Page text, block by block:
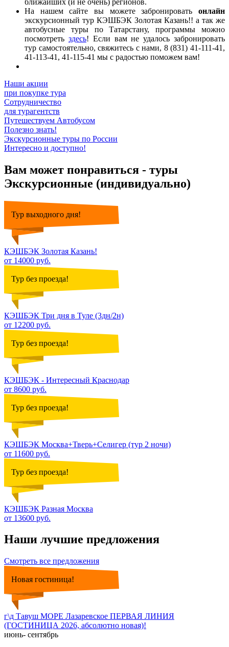
На нашем сайте вы можете забронировать онлайн
экскурсионный тур КЭШБЭК Золотая Казань!! а так же
автобусные туры по Татарстану, программы можно
посмотреть здесь! Если вам не удалось забронировать
тур самостоятельно, свяжитесь с нами, 8 (831) 41-111-41,
41-113-41, 41-115-41 мы с радостью поможем вам!
Наши акции
при покупке тура
Сотрудничество
для турагентств
Путешествуем Автобусом
Полезно знать!
Экскурсионные туры по России
Интересно и доступно!
Вам может понравиться - туры
Экскурсионные (индивидуально)
Тур выходного дня!
КЭШБЭК Золотая Казань!
от 14000 руб.
Тур без проезда!
КЭШБЭК Три дня в Туле (3дн/2н)
от 12200 руб.
Тур без проезда!
КЭШБЭК - Интересный Краснодар
от 8600 руб.
Тур без проезда!
КЭШБЭК Москва+Тверь+Селигер (тур 2 ночи)
от 11600 руб.
Тур без проезда!
КЭШБЭК Разная Москва
от 13600 руб.
Наши лучшие предложения
Смотреть все предложения
Новая гостиница!
г\д Тавуш МОРЕ Лазаревское ПЕРВАЯ ЛИНИЯ
(ГОСТИНИЦА 2026, абсолютно новая)!
июнь- сентябрь